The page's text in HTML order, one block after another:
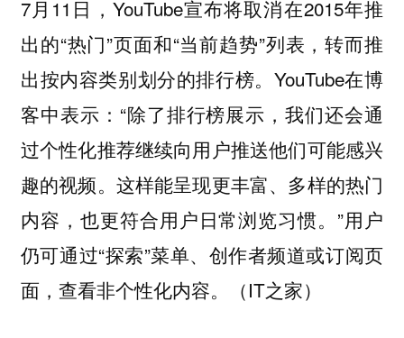
7月11日，YouTube宣布将取消在2015年推
出的“热门”页面和“当前趋势”列表，转而推
出按内容类别划分的排行榜。YouTube在博
客中表示：“除了排行榜展示，我们还会通
过个性化推荐继续向用户推送他们可能感兴
趣的视频。这样能呈现更丰富、多样的热门
内容，也更符合用户日常浏览习惯。”用户
仍可通过“探索”菜单、创作者频道或订阅页
面，查看非个性化内容。（IT之家）